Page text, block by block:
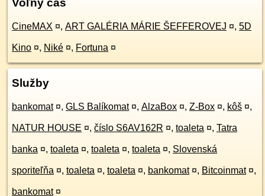
Voľný čas
CineMAX ¤, ART GALÉRIA MÁRIE ŠEFFEROVEJ ¤, 5D
Kino ¤, Niké ¤, Fortuna ¤
Služby
bankomat ¤, GLS Balíkomat ¤, AlzaBox ¤, Z-Box ¤, kôš ¤,
NATUR HOUSE ¤, číslo S6AV162R ¤, toaleta ¤, Tatra
banka ¤, toaleta ¤, toaleta ¤, toaleta ¤, Slovenská
sporiteľňa ¤, toaleta ¤, toaleta ¤, bankomat ¤, Bitcoinmat ¤,
bankomat ¤